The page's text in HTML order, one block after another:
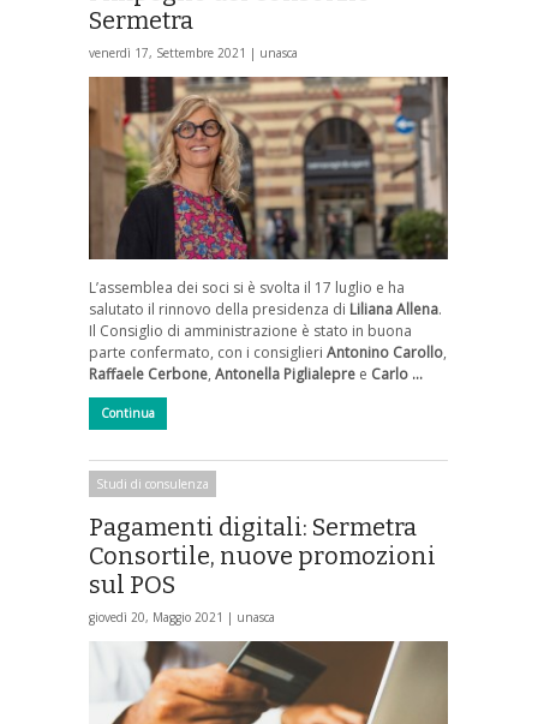
Sermetra
venerdì 17, Settembre 2021 | unasca
L’assemblea dei soci si è svolta il 17 luglio e ha
salutato il rinnovo della presidenza di Liliana Allena.
Il Consiglio di amministrazione è stato in buona
parte confermato, con i consiglieri Antonino Carollo,
Raffaele Cerbone, Antonella Piglialepre e Carlo …
Continua
Studi di consulenza
Pagamenti digitali: Sermetra
Consortile, nuove promozioni
sul POS
giovedì 20, Maggio 2021 | unasca